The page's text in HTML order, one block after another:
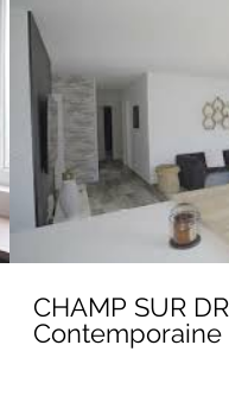
CHAMP SUR
Contemporaine